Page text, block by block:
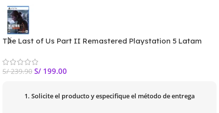
The Last of Us Part II Remastered Playstation 5 Latam
S/239.90 S/ 199.00
1. Solicite el producto y especifique el método de entrega